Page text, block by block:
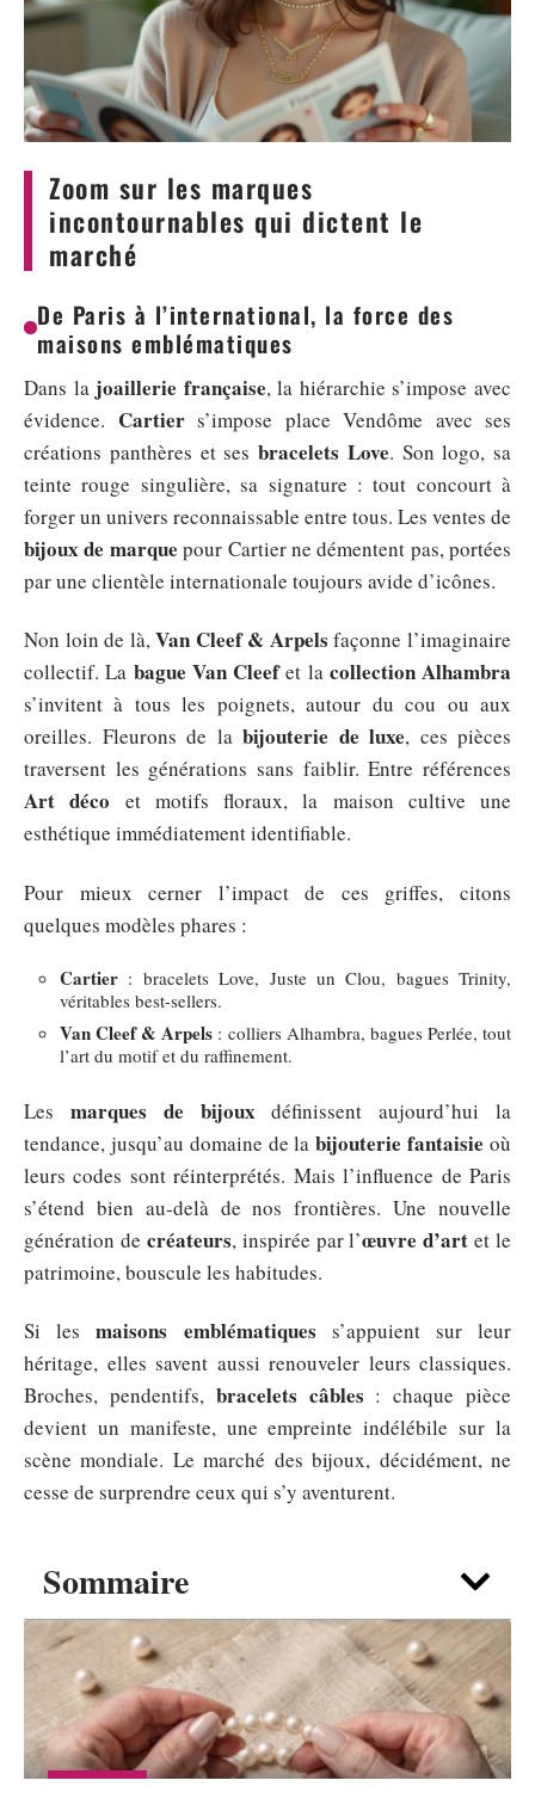
Sommaire
Zoom sur les marques
incontournables qui dictent le
marché
De Paris à l’international, la force des
maisons emblématiques
Dans la joaillerie française, la hiérarchie s’impose avec
évidence. Cartiers’impose place Vendôme avec ses
créations panthères et ses bracelets Love. Son logo, sa
teinte rouge singulière, sa signature : tout concourt à
forger un univers reconnaissable entre tous. Les ventes de
bijoux de marque pour Cartier ne démentent pas, portées
par une clientèle internationale toujours avide d’icônes.
Non loin de là,Van Cleef & Arpels façonne l’imaginaire
collectif. La bague Van Cleefet la collection Alhambra
s’invitent à tous les poignets, autour du cou ou aux
oreilles. Fleurons de la bijouterie de luxe, ces pièces
traversent les générations sans faiblir. Entre références
Art déco et motifs floraux, la maison cultive une
esthétique immédiatement identifiable.
Pour mieux cerner l’impact de ces griffes, citons
quelques modèles phares :
Cartier : bracelets Love, Juste un Clou, bagues Trinity,
véritables best-sellers.
Van Cleef & Arpels : colliers Alhambra, bagues Perlée, tout
l’art du motif et du raffinement.
Les marques de bijoux définissent aujourd’hui la
tendance, jusqu’au domaine de labijouterie fantaisie où
leurs codes sont réinterprétés. Mais l’influence de Paris
s’étend bien au-delà de nos frontières. Une nouvelle
génération de créateurs, inspirée par l’œuvre d’art et le
patrimoine, bouscule les habitudes.
Si lesmaisons emblématiques s’appuient sur leur
héritage, elles savent aussi renouveler leurs classiques.
Broches, pendentifs, bracelets câbles : chaque pièce
devient un manifeste, une empreinte indélébile sur la
scène mondiale. Le marché des bijoux, décidément, ne
cesse de surprendre ceux qui s’y aventurent.